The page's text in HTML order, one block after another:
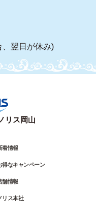
、翌日が休み)
リス岡山
着情報
得なキャンペーン
舗情報
リス本社